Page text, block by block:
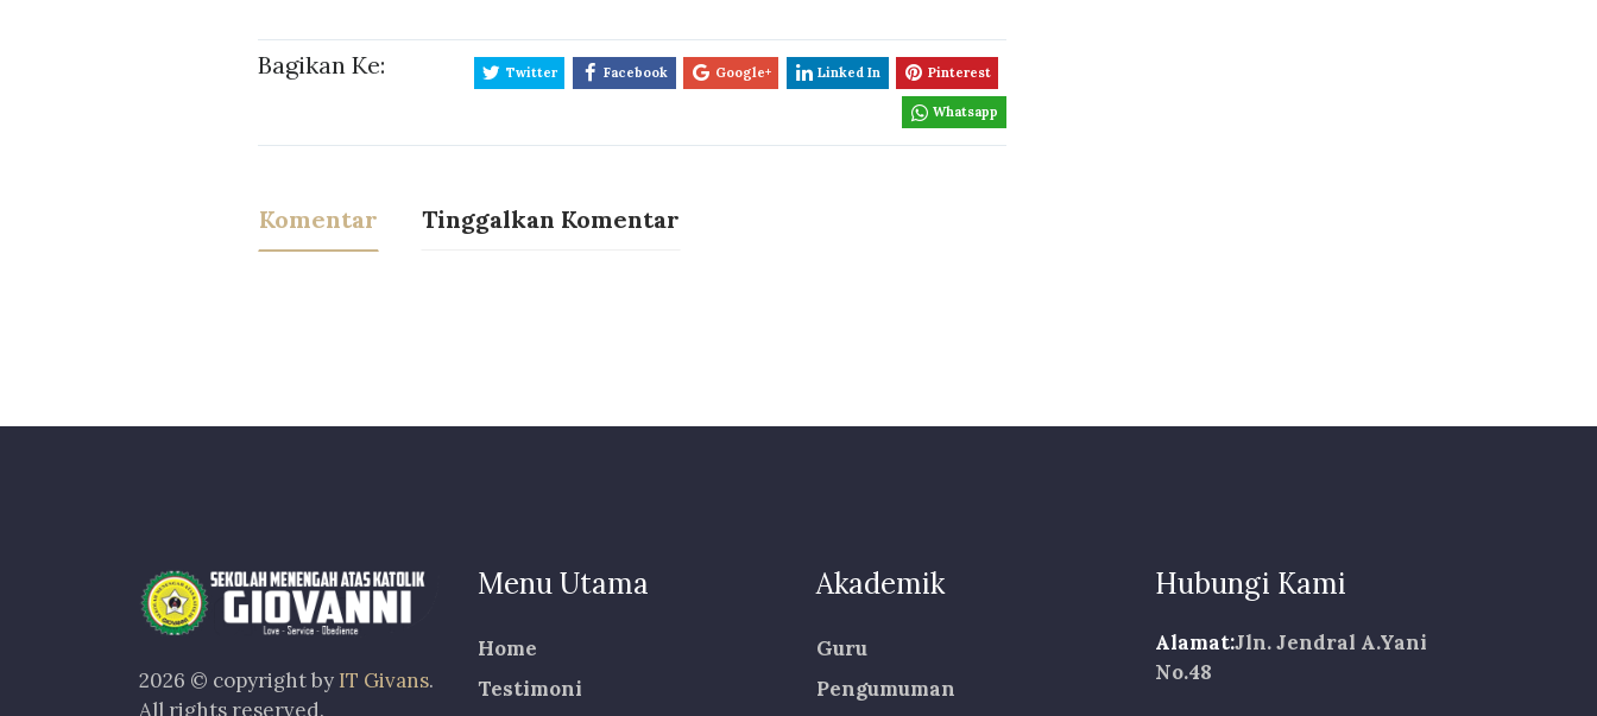
Bagikan Ke: Twitter Facebook Google+ Linked In Pinterest
Whatsapp
Komentar Tinggalkan Komentar
2026 © copyright by IT Givans.
All rights reserved.
Menu Utama
Home
Testimoni
Akademik
Guru
Pengumuman
Hubungi Kami
Alamat:Jln. Jendral A.Yani
No.48